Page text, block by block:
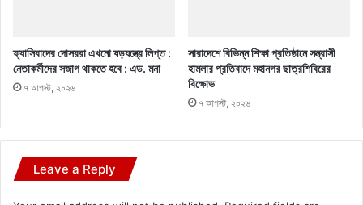
ফ্যাসিবাদের দোসররা এখনো ষড়যন্ত্রে লিপ্ত :
নেতাকর্মীদের সজাগ থাকতে হবে : এড. মনা
৭ আগস্ট, ২০২৬
সারাদেশে বিভিন্ন শিক্ষা প্রতিষ্ঠানে সন্ত্রাসী
হামলার প্রতিবাদে মহানগর ছাত্রশিবিরের
বিক্ষোভ
৭ আগস্ট, ২০২৬
Leave a Reply